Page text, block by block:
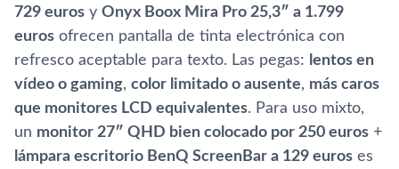
729 euros y Onyx Boox Mira Pro 25,3″ a 1.799
euros ofrecen pantalla de tinta electrónica con
refresco aceptable para texto. Las pegas: lentos en
vídeo o gaming, color limitado o ausente, más caros
que monitores LCD equivalentes. Para uso mixto,
un monitor 27″ QHD bien colocado por 250 euros +
lámpara escritorio BenQ ScreenBar a 129 euros es